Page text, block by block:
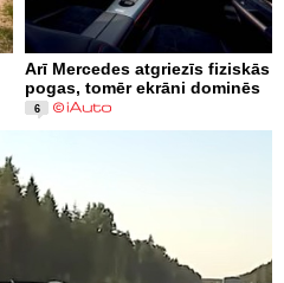
Arī Mercedes atgriezīs fiziskās
pogas, tomēr ekrāni dominēs
6